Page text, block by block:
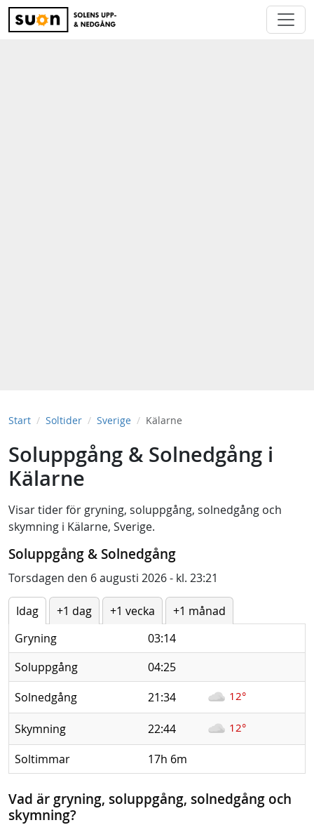
Start Soltider Sverige Kälarne
Soluppgång & Solnedgång i
Kälarne
Visar tider för gryning, soluppgång, solnedgång och
skymning i Kälarne, Sverige.
Soluppgång & Solnedgång
Torsdagen den 6 augusti 2026 - kl. 23:21
Idag +1 dag +1 vecka
+1 månad
Gryning
03:14
Soluppgång
04:25
Solnedgång
21:34 12°
Skymning 22:44 12°
Soltimmar 17h 6m
Vad är gryning, soluppgång, solnedgång och
skymning?